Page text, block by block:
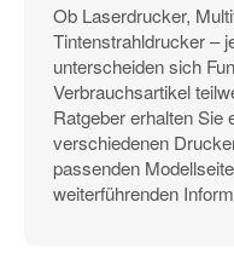
Ob Laserdrucker,
Tintenstrahldrucker –
unterscheiden sich
Verbrauchsartikel
Ratgeber erhalten Sie
verschiedenen
passenden
weiterführenden